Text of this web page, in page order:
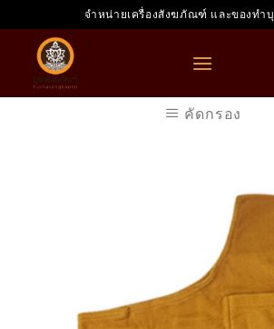
to
content
จำหน่ายเครื่องสังฆภัณฑ์ และของทำ
คัดกรอง